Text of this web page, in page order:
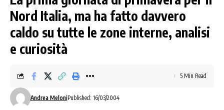
Nord Italia, ma ha fatto davvero
caldo su tutte le zone interne, analisi
e curiosità
Andrea MeloniPublished: 16/03/2004
5 Min Read